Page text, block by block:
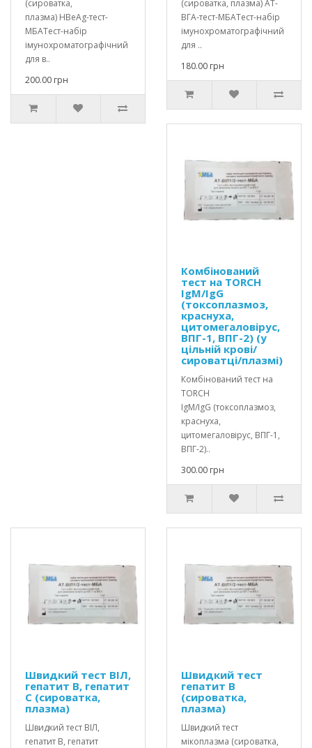
(сироватка,
плазма) HBеAg-тест-
МБАТест-набір
імунохроматографічний
для в..
200.00 грн
(сироватка, плазма) АТ-
ВГА-тест-МБАТест-набір
імунохроматографічний
для ..
180.00 грн
Комбінований
тест на TORCH
IgM/IgG
(токсоплазмоз,
краснуха,
цитомегаловірус,
ВПГ-1, ВПГ-2) (у
цільній крові/
сироватці/плазмі)
Комбінований тест на
TORCH
IgM/IgG (токсоплазмоз,
краснуха,
цитомегаловірус, ВПГ-1,
ВПГ-2)..
300.00 грн
Швидкий тест ВІЛ,
гепатит В, гепатит
С (сироватка,
плазма)
Швидкий тест ВІЛ,
гепатит В, гепатит
Швидкий тест
гепатит В
(сироватка,
плазма)
Швидкий тест
мікоплазма (сироватка,